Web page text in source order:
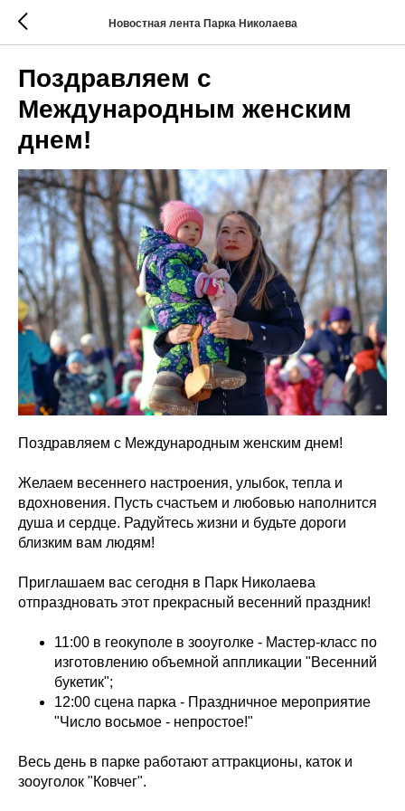
Новостная лента Парка Николаева
Поздравляем с
Международным женским
днем!
Поздравляем с Международным женским днем!
Желаем весеннего настроения, улыбок, тепла и
вдохновения. Пусть счастьем и любовью наполнится
душа и сердце. Радуйтесь жизни и будьте дороги
близким вам людям!
Приглашаем вас сегодня в Парк Николаева
отпраздновать этот прекрасный весенний праздник!
11:00 в геокуполе в зооуголке - Мастер-класс по
изготовлению объемной аппликации "Весенний
букетик";
12:00 сцена парка - Праздничное мероприятие
"Число восьмое - непростое!"
Весь день в парке работают аттракционы, каток и
зооуголок "Ковчег".